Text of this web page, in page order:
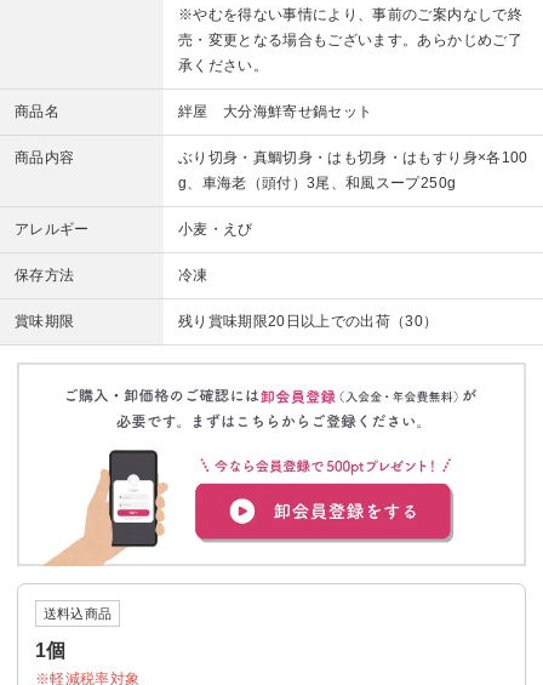
※やむを得ない事情により、事前のご案内なしで終
売・変更となる場合もございます。あらかじめご了
承ください。
商品名 絆屋 大分海鮮寄せ鍋セット
商品内容
ぶり切身・真鯛切身・はも切身・はもすり身×各100
g、車海老（頭付）3尾、和風スープ250g
アレルギー 小麦・えび
保存方法 冷凍
賞味期限 残り賞味期限20日以上での出荷（30）
送料込商品
1個
軽減税率対象